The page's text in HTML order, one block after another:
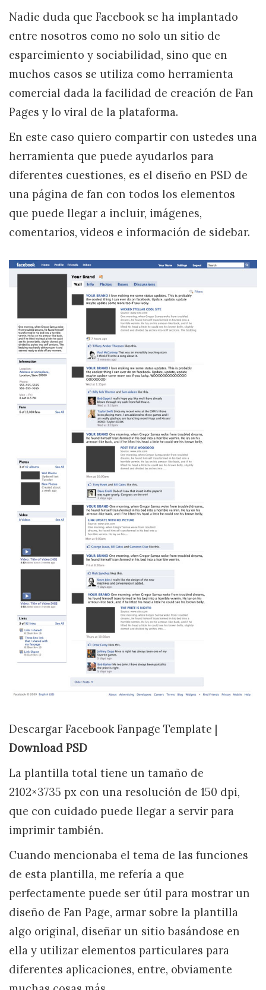
Nadie duda que Facebook se ha implantado
entre nosotros como no solo un sitio de
esparcimiento y sociabilidad, sino que en
muchos casos se utiliza como herramienta
comercial dada la facilidad de creación de Fan
Pages y lo viral de la plataforma.
En este caso quiero compartir con ustedes una
herramienta que puede ayudarlos para
diferentes cuestiones, es el diseño en PSD de
una página de fan con todos los elementos
que puede llegar a incluir, imágenes,
comentarios, videos e información de sidebar.
Descargar Facebook Fanpage Template |
Download PSD
La plantilla total tiene un tamaño de
2102×3735 px con una resolución de 150 dpi,
que con cuidado puede llegar a servir para
imprimir también.
Cuando mencionaba el tema de las funciones
de esta plantilla, me refería a que
perfectamente puede ser útil para mostrar un
diseño de Fan Page, armar sobre la plantilla
algo original, diseñar un sitio basándose en
ella y utilizar elementos particulares para
diferentes aplicaciones, entre, obviamente